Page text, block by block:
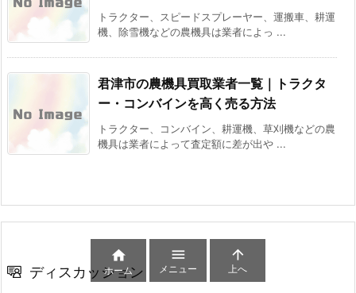
トラクター、スピードスプレーヤー、運搬車、耕運
機、除雪機などの農機具は業者によっ ...
君津市の農機具買取業者一覧｜トラクタ
ー・コンバインを高く売る方法
トラクター、コンバイン、耕運機、草刈機などの農
機具は業者によって査定額に差が出や ...
ディスカッション

ホーム

メニュー

上へ